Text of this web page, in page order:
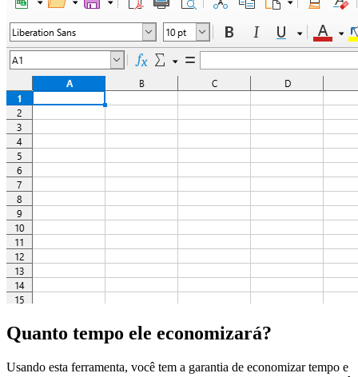
Quanto tempo ele economizará?
Usando esta ferramenta, você tem a garantia de economizar tempo e